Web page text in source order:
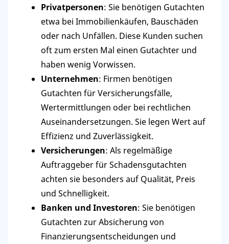
Privatpersonen: Sie benötigen Gutachten
etwa bei Immobilienkäufen, Bauschäden
oder nach Unfällen. Diese Kunden suchen
oft zum ersten Mal einen Gutachter und
haben wenig Vorwissen.
Unternehmen: Firmen benötigen
Gutachten für Versicherungsfälle,
Wertermittlungen oder bei rechtlichen
Auseinandersetzungen. Sie legen Wert auf
Effizienz und Zuverlässigkeit.
Versicherungen: Als regelmäßige
Auftraggeber für Schadensgutachten
achten sie besonders auf Qualität, Preis
und Schnelligkeit.
Banken und Investoren: Sie benötigen
Gutachten zur Absicherung von
Finanzierungsentscheidungen und